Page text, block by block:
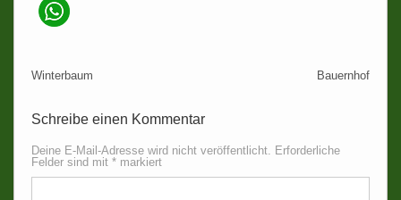
Bauernhof
Winterbaum
Schreibe einen Kommentar
Deine E-Mail-Adresse wird nicht veröffentlicht. Erforderliche
Felder sind mit *markiert